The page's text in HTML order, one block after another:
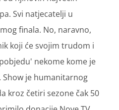
Svi natjecatelji u
finala. No, naravno,
koji će svojim trudom i
nekome kome je
je humanitarnog
kroz četiri sezone čak 50